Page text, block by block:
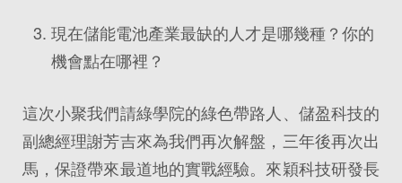
現在儲能電池產業最缺的人才是哪幾種？你的
機會點在哪裡？
這次小聚我們請綠學院的綠色帶路人、儲盈科技的
副總經理謝芳吉來為我們再次解盤，三年後再次出
馬，保證帶來最道地的實戰經驗。來穎科技研發長